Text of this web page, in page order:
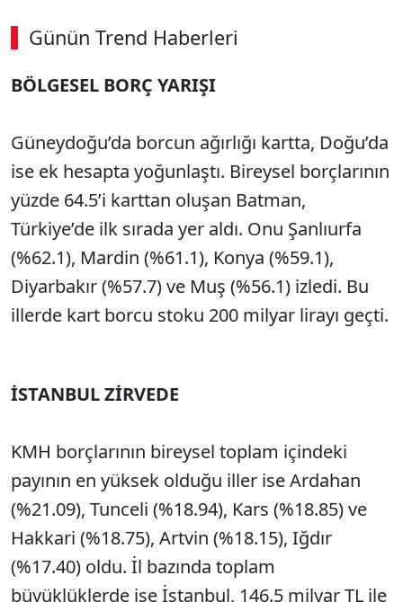
Günün Trend Haberleri
BÖLGESEL BORÇ YARIŞI
Güneydoğu’da borcun ağırlığı kartta, Doğu’da
ise ek hesapta yoğunlaştı. Bireysel borçlarının
yüzde 64.5’i karttan oluşan Batman,
Türkiye’de ilk sırada yer aldı. Onu Şanlıurfa
(%62.1), Mardin (%61.1), Konya (%59.1),
Diyarbakır (%57.7) ve Muş (%56.1) izledi. Bu
illerde kart borcu stoku 200 milyar lirayı geçti.
İSTANBUL ZİRVEDE
KMH borçlarının bireysel toplam içindeki
payının en yüksek olduğu iller ise Ardahan
(%21.09), Tunceli (%18.94), Kars (%18.85) ve
Hakkari (%18.75), Artvin (%18.15), Iğdır
(%17.40) oldu. İl bazında toplam
büyüklüklerde ise İstanbul, 146.5 milyar TL ile